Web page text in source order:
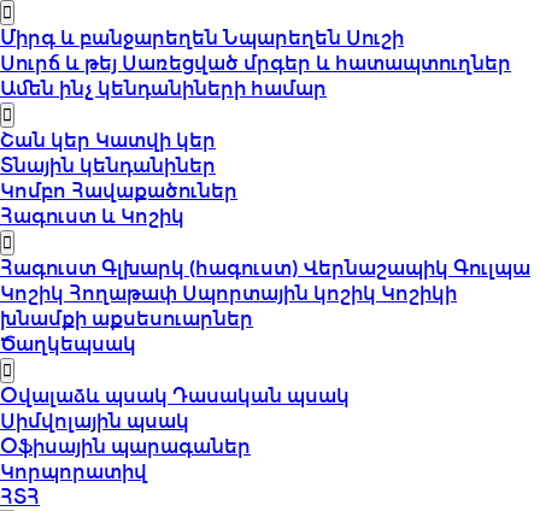
Միրգ և բանջարեղենՆպարեղեն Սուշի
Սուրճ և թեյ Սառեցված մրգեր և հատապտուղներ
Ամեն ինչ կենդանիների համար
Շան կեր Կատվի կեր
Տնային կենդանիներ
Կոմբո Հավաքածուներ
Հագուստ և Կոշիկ
Հագուստ Գլխարկ (հագուստ) Վերնաշապիկ Գուլպա
Կոշիկ Հողաթափ Սպորտային կոշիկ Կոշիկի
խնամքի աքսեսուարներ
Ծաղկեպսակ
Օվալաձև պսակ Դասական պսակ
Սիմվոլային պսակ
Օֆիսային պարագաներ
Կորպորատիվ
ՀՏՀ